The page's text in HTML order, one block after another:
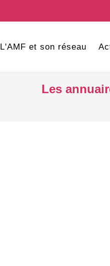
L'AMF et son réseau
Les